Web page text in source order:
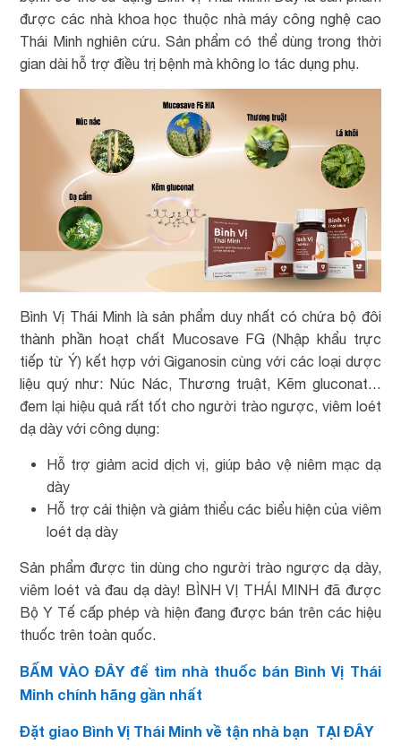
được các nhà khoa học thuộc nhà máy công nghệ cao
Thái Minh nghiên cứu. Sản phẩm có thể dùng trong thời
gian dài hỗ trợ điều trị bệnh mà không lo tác dụng phụ.
Bình Vị Thái Minh là sản phẩm duy nhất có chứa bộ đôi
thành phần hoạt chất Mucosave FG (Nhập khẩu trực
tiếp từ Ý) kết hợp với Giganosin cùng với các loại dược
liệu quý như: Núc Nác, Thương truật, Kẽm gluconat…
đem lại hiệu quả rất tốt cho người trào ngược, viêm loét
dạ dày với công dụng:
Hỗ trợ giảm acid dịch vị, giúp bảo vệ niêm mạc dạ
dày
Hỗ trợ cải thiện và giảm thiểu các biểu hiện của viêm
loét dạ dày
Sản phẩm được tin dùng cho người trào ngược dạ dày,
viêm loét và đau dạ dày! BÌNH VỊ THÁI MINH đã được
Bộ Y Tế cấp phép và hiện đang được bán trên các hiệu
thuốc trên toàn quốc.
BẤM VÀO ĐÂYđể tìm nhà thuốc bán Bình Vị Thái
Minh chính hãng gần nhất
Đặt giao Bình Vị Thái Minh về tận nhà bạn TẠI ĐÂY